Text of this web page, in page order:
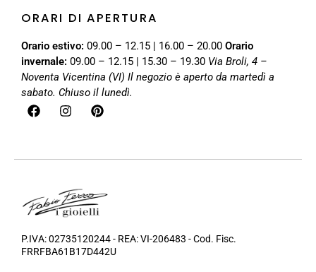
ORARI DI APERTURA
Orario estivo: 09.00 – 12.15 | 16.00 – 20.00 Orario
invernale: 09.00 – 12.15 | 15.30 – 19.30 Via Broli, 4 –
Noventa Vicentina (VI) Il negozio è aperto da martedì a
sabato. Chiuso il lunedì.
P.IVA: 02735120244 - REA: VI-206483 - Cod. Fisc.
FRRFBA61B17D442U